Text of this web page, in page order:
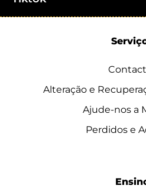
Alteração e
Ajude-nos a
Perdidos e